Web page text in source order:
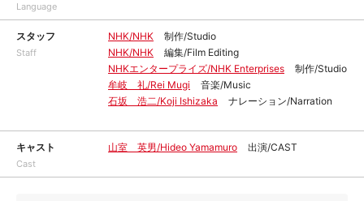
Language
スタッフ
Staff
NHK/NHK
制作/Studio
NHK/NHK
編集/Film Editing
NHKエンタープライズ/NHK Enterprises
制作/Studio
牟岐 礼/Rei Mugi
音楽/Music
石坂 浩二/Koji Ishizaka
ナレーション/Narration
キャスト
Cast
山室 英男/Hideo Yamamuro 出演/CAST